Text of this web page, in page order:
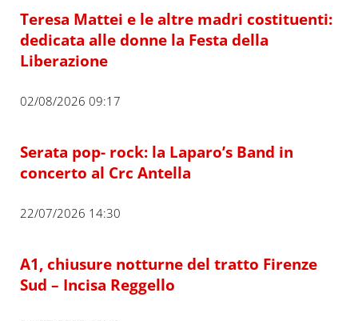
Teresa Mattei e le altre madri costituenti:
dedicata alle donne la Festa della
Liberazione
02/08/2026 09:17
Serata pop- rock: la Laparo’s Band in
concerto al Crc Antella
22/07/2026 14:30
A1, chiusure notturne del tratto Firenze
Sud – Incisa Reggello